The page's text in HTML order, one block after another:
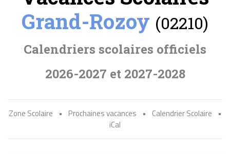
Grand-Rozoy (02210)
Calendriers scolaires officiels
2026-2027 et 2027-2028
Zone Scolaire • Prochaines vacances • Calendrier Scolaire
•
iCal